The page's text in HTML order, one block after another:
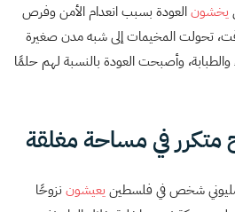
يخشونالعودة بسبب انعدام الأمن وفرص
تحولت المخيمات إلى شبه مدن صغيرة
والطبابة، وأصبحت العودة بالنسبة لهم حلمًا
يعيشون نزوحًا